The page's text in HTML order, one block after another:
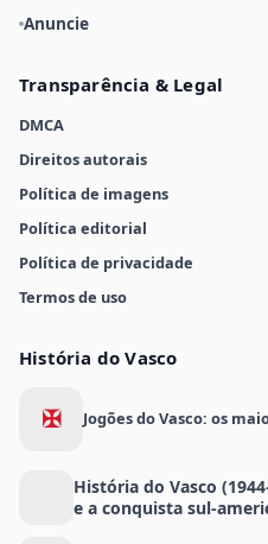
Anuncie
Transparência & Legal
DMCA
Direitos autorais
Política de imagens
Política editorial
Política de privacidade
Termos de uso
História do Vasco
✠ Jogões do Vasco: os
História do Vasco
e a conquista sul-